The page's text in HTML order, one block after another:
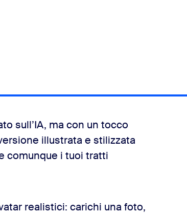
sull’IA, ma con un tocco
illustrata e stilizzata
comunque i tuoi tratti
realistici: carichi una foto,